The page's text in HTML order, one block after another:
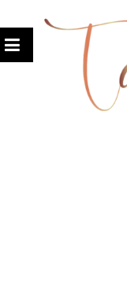
to
content